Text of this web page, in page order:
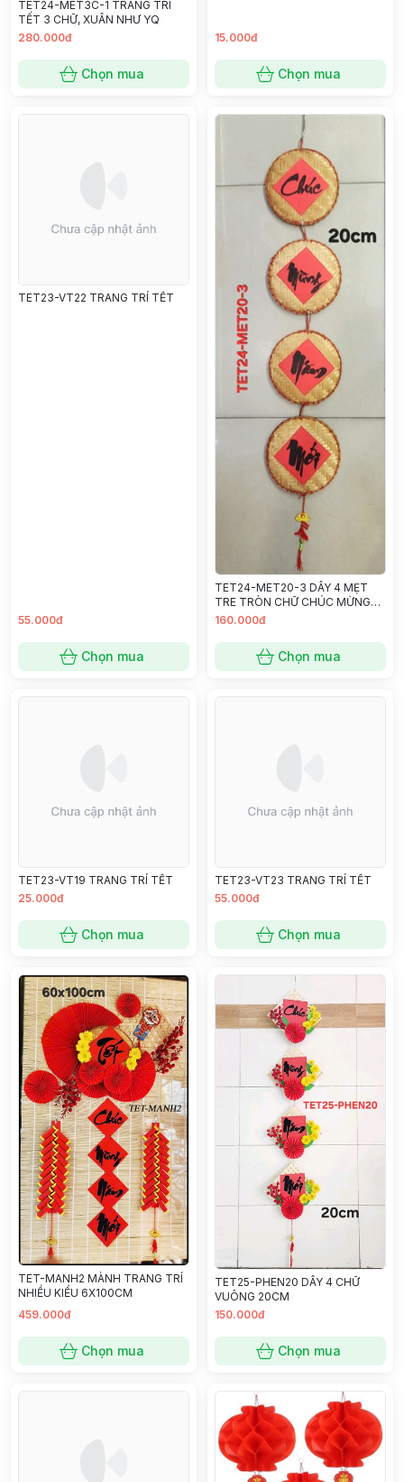
TET24-MET3C-1 TRANG TRÍ
TẾT 3 CHỮ, XUÂN NHƯ YQ
280.000đ
Chọn mua
15.000đ
Chọn mua
TET23-VT22 TRANG TRÍ TẾT
55.000đ
Chọn mua
TET24-MET20-3 DÂY 4 MẸT
TRE TRÒN CHỮ CHÚC MỪNG
NĂM MỚI (KHÔNG HOA) 20CM
160.000đ
Chọn mua
TET23-VT19 TRANG TRÍ TẾT
25.000đ
Chọn mua
TET23-VT23 TRANG TRÍ TẾT
55.000đ
Chọn mua
TET-MANH2 MÀNH TRANG TRÍ
NHIỀU KIỂU 6X100CM
459.000đ
Chọn mua
TET25-PHEN20 DÂY 4 CHỮ
VUÔNG 20CM
150.000đ
Chọn mua